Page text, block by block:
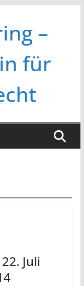
–
für
Juli